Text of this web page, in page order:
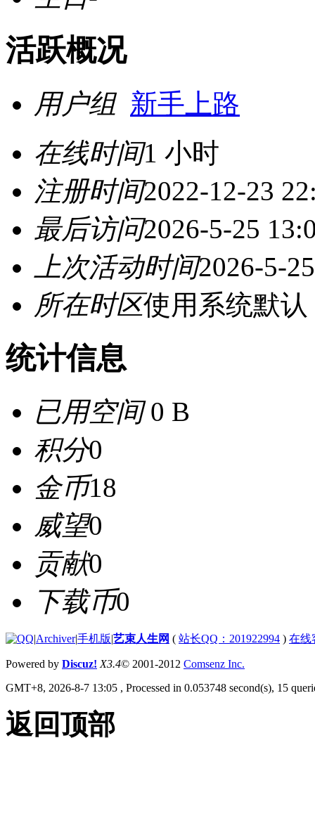
活跃概况
用户组 新手上路
在线时间1 小时
注册时间2022-12-23
最后访问2026-5-25
上次活动时间2026-5-
所在时区使用系统默认
统计信息
已用空间0 B
积分0
金币18
威望0
贡献0
下载币0
|Archiver|手机版|艺束人生网 ( 站长QQ：201922994 ) 在线
Powered by Discuz! X3.4© 2001-2012 Comsenz Inc.
GMT+8, 2026-8-7 13:05 , Processed in 0.053748 second(s), 15
返回顶部